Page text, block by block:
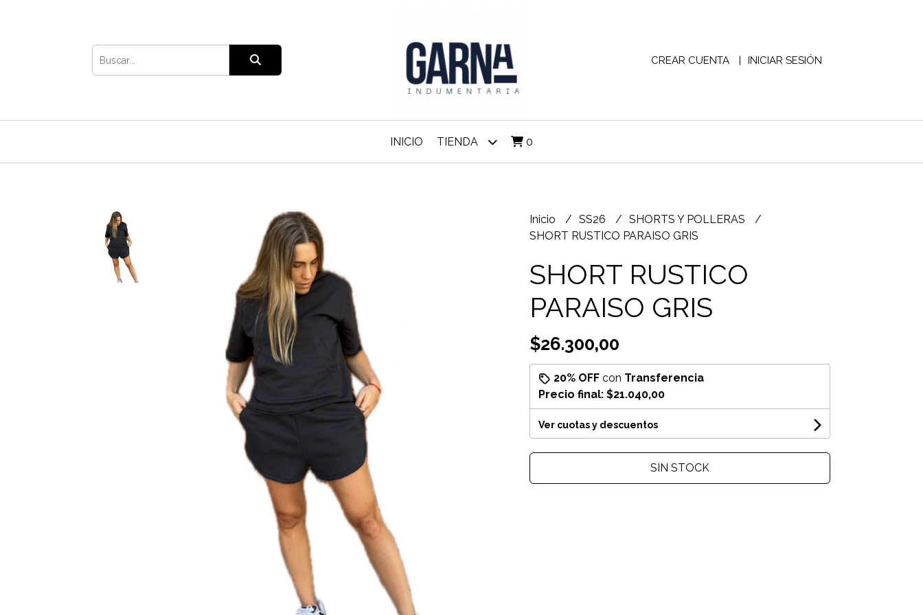
CREAR CUENTA INICIAR SESIÓN
INICIO TIENDA 0
Inicio SS26
SHORTS Y POLLERAS
SHORT RUSTICO PARAISO GRIS
SHORT RUSTICO
PARAISO GRIS
$26.300,00
20% OFFcon Transferencia
Precio final: $21.040,00
Ver cuotas y descuentos
SIN STOCK